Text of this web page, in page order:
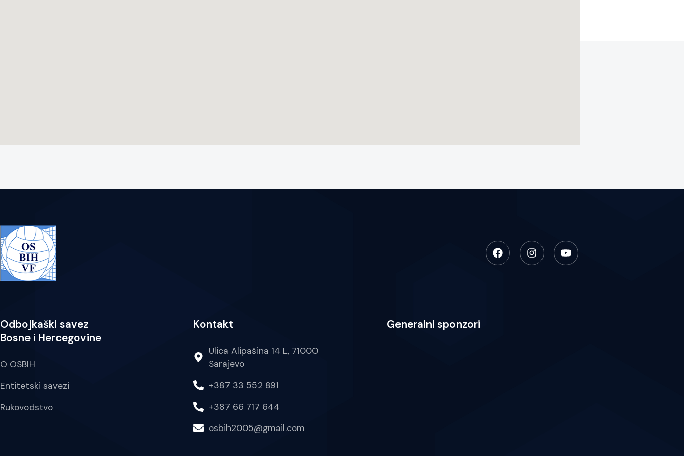
Odbojkaški savez
Bosne i Hercegovine
O OSBIH
Entitetski savezi
Rukovodstvo
Kontakt
Ulica Alipašina 14 L, 71000
Sarajevo
+387 33 552 891
+387 66 717 644
osbih2005@gmail.com
Generalni sponzori